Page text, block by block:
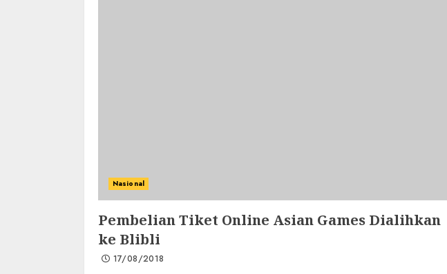
Nasional
Pembelian Tiket Online Asian Games Dialihkan
ke Blibli
17/08/2018